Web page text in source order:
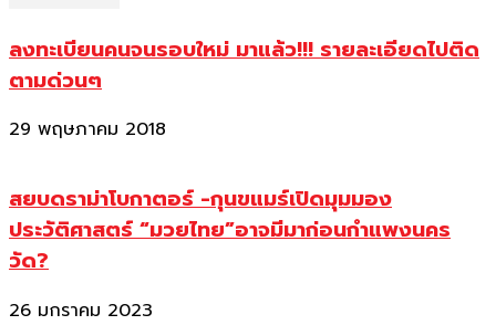
ลงทะเบียนคนจนรอบใหม่ มาแล้ว!!! รายละเอียดไปติด
ตามด่วนๆ
29 พฤษภาคม 2018
สยบดราม่าโบกาตอร์ -กุนขแมร์เปิดมุมมอง
ประวัติศาสตร์ “มวยไทย”อาจมีมาก่อนกำแพงนคร
วัด?
26 มกราคม 2023